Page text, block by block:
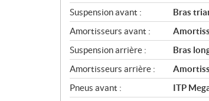
Suspension avant :
Bras
Amortisseurs avant :
Suspension arrière :
Bras
Amortisseurs arrière :
Pneus avant :
ITP